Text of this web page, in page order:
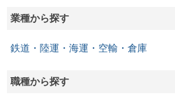
業種から探す
鉄道・陸運・海運・空輸・倉庫
職種から探す